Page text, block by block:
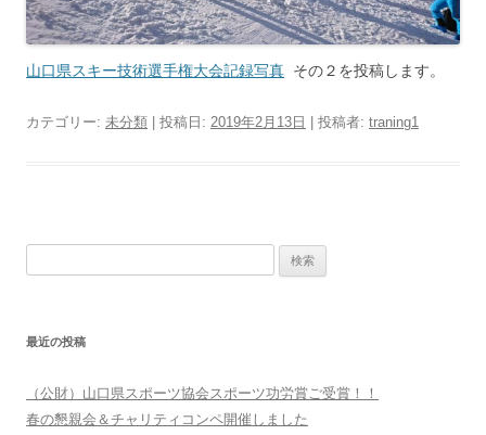
山口県スキー技術選手権大会記録写真 その２を投稿します。
カテゴリー: 未分類 | 投稿日: 2019年2月13日 投稿者: traning1
最近の投稿
（公財）山口県スポーツ協会スポーツ功労賞ご受賞！！
春の懇親会＆チャリティコンペ開催しました